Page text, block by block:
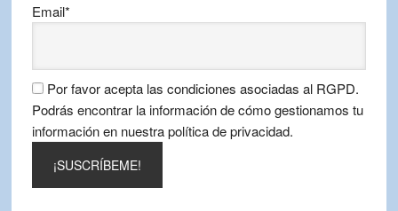
Email*
Por favor acepta las condiciones asociadas al RGPD.
Podrás encontrar la información de cómo gestionamos tu
información en nuestra política de privacidad.